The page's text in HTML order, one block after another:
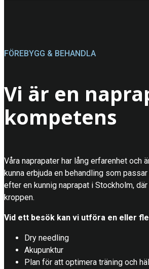
Vi är en
kompetens
Våra naprapater har lång erfarenhet
kunna erbjuda en behandling som
efter en kunnig naprapat i Stockholm,
kroppen.
Vid ett besök kan vi utföra en eller
Dry needling
Akupunktur
Plan för att optimera träning och
FÖREBYGG & BEHANDLA